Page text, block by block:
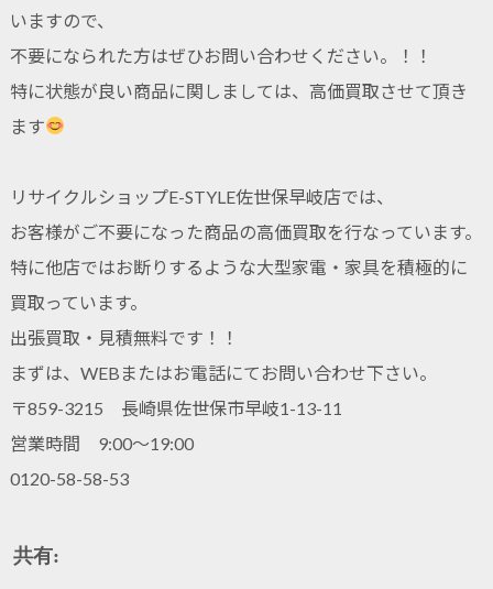
いますので、
不要になられた方はぜひお問い合わせください。！！
特に状態が良い商品に関しましては、高価買取させて頂き
ます
リサイクルショップE-STYLE佐世保早岐店では、
お客様がご不要になった商品の高価買取を行なっています。
特に他店ではお断りするような大型家電・家具を積極的に
買取っています。
出張買取・見積無料です！！
まずは、WEBまたはお電話にてお問い合わせ下さい。
〒859-3215 長崎県佐世保市早岐1-13-11
営業時間 9:00～19:00
0120-58-58-53
共有: